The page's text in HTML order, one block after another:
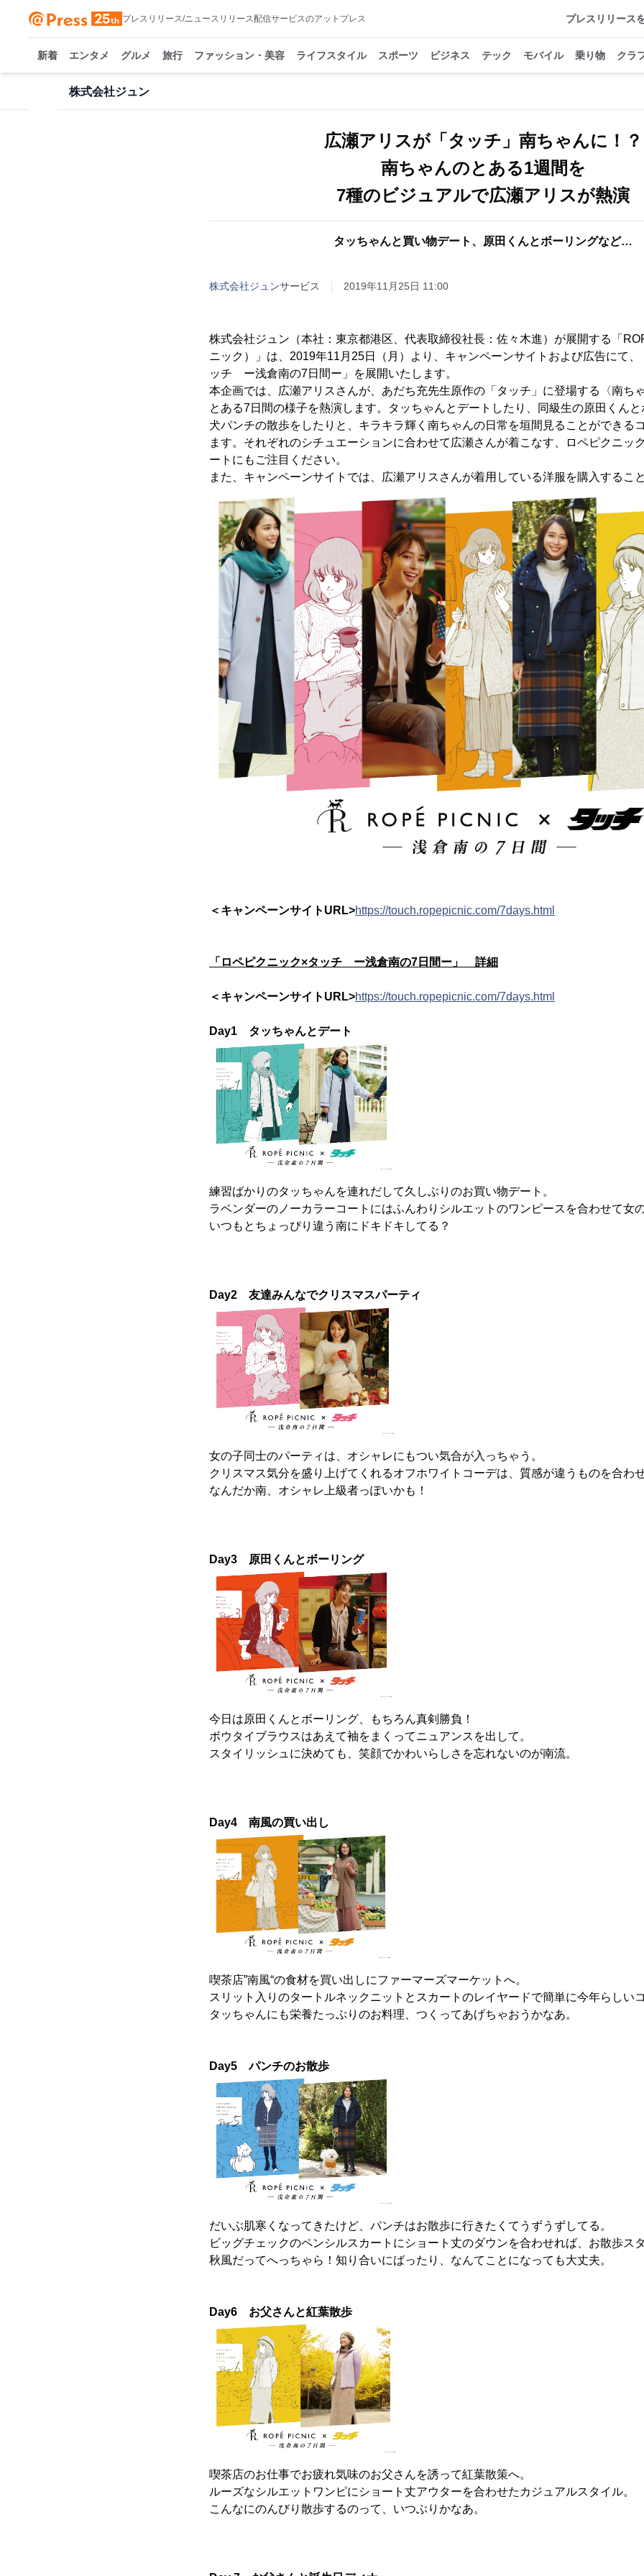
プレスリリース/ニュースリリース配信サービスのアットプレス プレスリリース
新着 エンタメ グルメ 旅行 ファッション・美容 ライフスタイル スポーツ ビジネス テック モバイル 乗り物 クラ
株式会社ジュン
広瀬アリスが「タッチ」南ちゃんに！？
南ちゃんのとある1週間を
タッちゃんと買い物デート、原田くんとボーリングなど…
株式会社ジュンサービス 2019年11月25日 11:00
株式会社ジュン（本社：東京都港区、代表取締役社長：佐々木進）が展開する「
ニック）」は、2019年11月25日（月）より、キャンペーンサイトおよび広告にて、
ッチ ー浅倉南の7日間ー」を展開いたします。
本企画では、広瀬アリスさんが、あだち充先生原作の「タッチ」に登場する〈南ち
とある7日間の様子を熱演します。タッちゃんとデートしたり、同級生の原田くん
犬パンチの散歩をしたりと、キラキラ輝く南ちゃんの日常を垣間見ることができる
ます。それぞれのシチュエーションに合わせて広瀬さんが着こなす、ロペピクニッ
ートにもご注目ください。
また、キャンペーンサイトでは、広瀬アリスさんが着用している洋服を購入するこ
＜キャンペーンサイトURL>https://touch.ropepicnic.com/7days.html
「ロペピクニック×タッチ ー浅倉南の7日間ー」 詳細
＜キャンペーンサイトURL>https://touch.ropepicnic.com/7days.html
Day1 タッちゃんとデート
練習ばかりのタッちゃんを連れだして久しぶりのお買い物デート。
ラベンダーのノーカラーコートにはふんわりシルエットのワンピースを合わせて女の
いつもとちょっぴり違う南にドキドキしてる？
Day2 友達みんなでクリスマスパーティ
女の子同士のパーティは、オシャレにもつい気合が入っちゃう。
クリスマス気分を盛り上げてくれるオフホワイトコーデは、質感が違うものを合わ
なんだか南、オシャレ上級者っぽいかも！
Day3 原田くんとボーリング
今日は原田くんとボーリング、もちろん真剣勝負！
ボウタイブラウスはあえて袖をまくってニュアンスを出して。
スタイリッシュに決めても、笑顔でかわいらしさを忘れないのが南流。
Day4 南風の買い出し
喫茶店”南風“の食材を買い出しにファーマーズマーケットへ。
スリット入りのタートルネックニットとスカートのレイヤードで簡単に今年らしい
タッちゃんにも栄養たっぷりのお料理、つくってあげちゃおうかなあ。
Day5 パンチのお散歩
だいぶ肌寒くなってきたけど、パンチはお散歩に行きたくてうずうずしてる。
ビッグチェックのペンシルスカートにショート丈のダウンを合わせれば、お散歩ス
秋風だってへっちゃら！知り合いにばったり、なんてことになっても大丈夫。
Day6 お父さんと紅葉散歩
喫茶店のお仕事でお疲れ気味のお父さんを誘って紅葉散策へ。
ルーズなシルエットワンピにショート丈アウターを合わせたカジュアルスタイル。
こんなにのんびり散歩するのって、いつぶりかなあ。